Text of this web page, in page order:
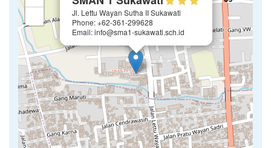
Jl. Lettu Wayan Sutha II Sukawati
Phone: +62-361-299628
Email: info@sma1-sukawati.sch.id